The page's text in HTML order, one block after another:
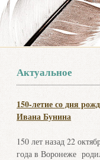
Актуальное
150-летие со дня
Ивана Бунина
150 лет назад 22
года в Воронеже